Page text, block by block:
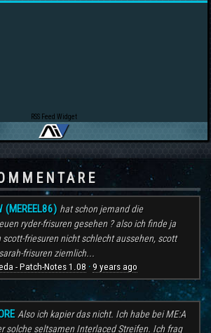
RSS Feed Widget
(MEREEL86) hat schon jemand die
ryder-frisuren gesehen ? also ich finde ja
friesuren nicht schlecht aussehen, scott
frisuren ziemlich...
- Patch-Notes 1.08 · 9 years ago
Also ich kapier das nicht. Ich habe bei ME:A
solche seltsamen Interlaced Streifen. Ich frag